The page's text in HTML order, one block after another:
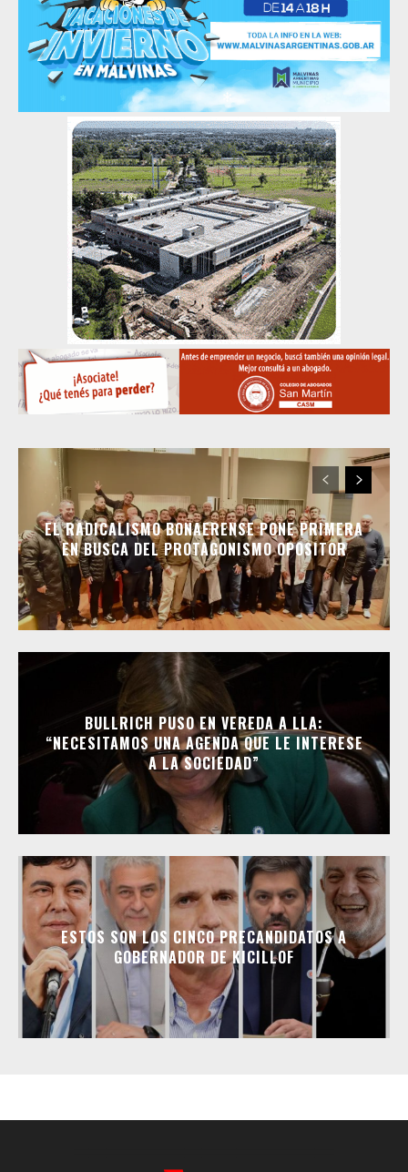
EL RADICALISMO BONAERENSE PONE PRIMERA
EN BUSCA DEL PROTAGONISMO OPOSITOR
BULLRICH PUSO EN VEREDA A LLA:
“NECESITAMOS UNA AGENDA QUE LE INTERESE
A LA SOCIEDAD”
ESTOS SON LOS CINCO PRECANDIDATOS A
GOBERNADOR DE KICILLOF